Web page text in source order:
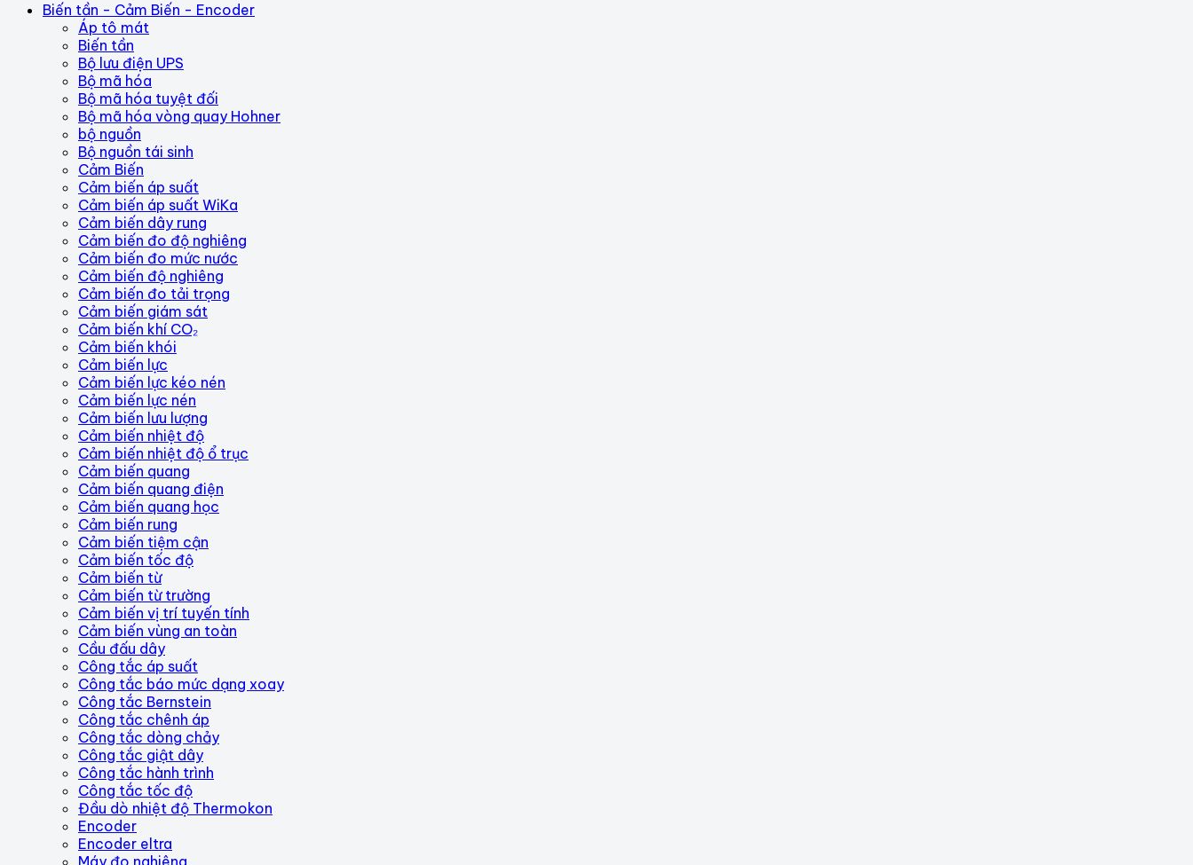
Biến tần - Cảm Biến - Encoder
Áp tô mát
Biến tần
Bộ lưu điện UPS
Bộ mã hóa
Bộ mã hóa tuyệt đối
Bộ mã hóa vòng quay Hohner
bộ nguồn
Bộ nguồn tái sinh
Cảm Biến
Cảm biến áp suất
Cảm biến áp suất WiKa
Cảm biến dây rung
Cảm biến đo độ nghiêng
Cảm biến đo mức nước
Cảm biến độ nghiêng
Cảm biến đo tải trọng
Cảm biến giám sát
Cảm biến khí CO₂
Cảm biến khói
Cảm biến lực
Cảm biến lực kéo nén
Cảm biến lực nén
Cảm biến lưu lượng
Cảm biến nhiệt độ
Cảm biến nhiệt độ ổ trục
Cảm biến quang
Cảm biến quang điện
Cảm biến quang học
Cảm biến rung
Cảm biến tiệm cận
Cảm biến tốc độ
Cảm biến từ
Cảm biến từ trường
Cảm biến vị trí tuyến tính
Cảm biến vùng an toàn
Cầu đấu dây
Công tắc áp suất
Công tắc báo mức dạng xoay
Công tắc Bernstein
Công tắc chênh áp
Công tắc dòng chảy
Công tắc giật dây
Công tắc hành trình
Công tắc tốc độ
Đầu dò nhiệt độ Thermokon
Encoder
Encoder eltra
Máy đo nghiêng